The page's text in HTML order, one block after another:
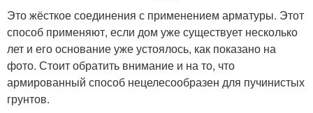
Это жёсткое соединения с применением арматуры. Этот
способ применяют, если дом уже существует несколько
лет и его основание уже устоялось, как показано на
фото. Стоит обратить внимание и на то, что
армированный способ нецелесообразен для пучинистых
грунтов.